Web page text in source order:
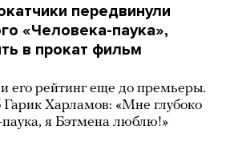
передвинули
«Человека-паука»,
в прокат фильм
его рейтинг еще до премьеры.
Харламов: «Мне глубоко
я Бэтмена люблю!»